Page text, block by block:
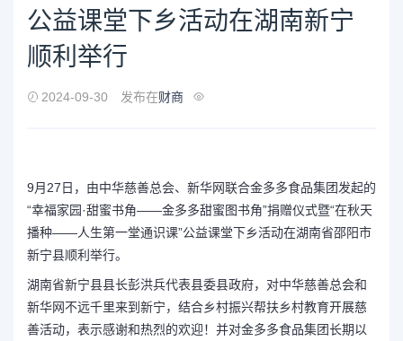
公益课堂下乡活动在湖南新宁
顺利举行
2024-09-30 发布在财商
9月27日，由中华慈善总会、新华网联合金多多食品集团发起的
“幸福家园·甜蜜书角——金多多甜蜜图书角”捐赠仪式暨“在秋天
播种——人生第一堂通识课”公益课堂下乡活动在湖南省邵阳市
新宁县顺利举行。
湖南省新宁县县长彭洪兵代表县委县政府，对中华慈善总会和
新华网不远千里来到新宁，结合乡村振兴帮扶乡村教育开展慈
善活动，表示感谢和热烈的欢迎！并对金多多食品集团长期以